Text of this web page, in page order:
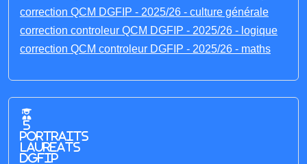
correction QCM DGFIP - 2025/26 - culture générale
correction controleur QCM DGFIP - 2025/26 - logique
correction QCM controleur DGFIP - 2025/26 - maths
5
portraits
laureats
DGFIP